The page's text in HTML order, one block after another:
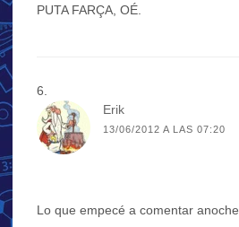
PUTA FARÇA, OÉ.
Erik
13/06/2012 A LAS 07:20
Lo que empecé a comentar anoche.